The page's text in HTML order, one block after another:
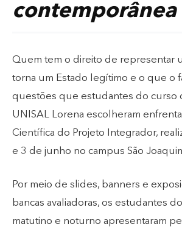
contemporânea
Quem tem o direito de representar
torna um Estado legítimo e o que o
questões que estudantes do curso
UNISAL Lorena escolheram
Científica do Projeto Integrador,
e 3 de junho no campus São
Por meio de slides, banners e
bancas avaliadoras, os estudantes
matutino e noturno apresentaram